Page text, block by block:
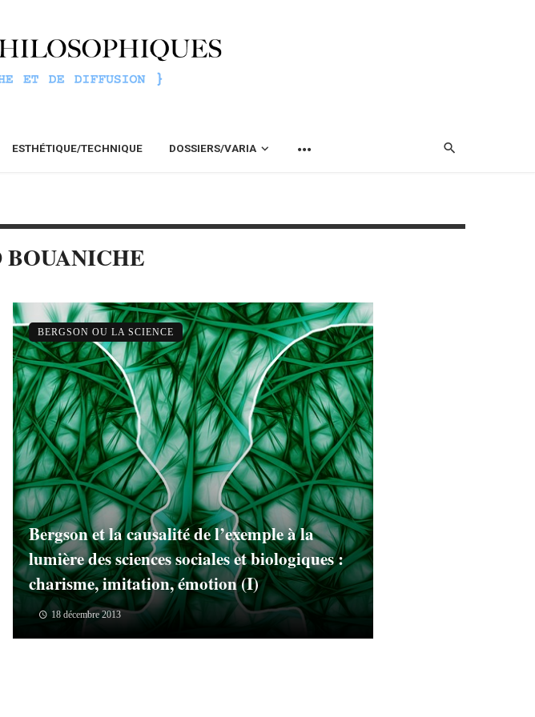
ESTHÉTIQUE/TECHNIQUE DOSSIERS/VARIA
BOUANICHE
Bergson et la causalité de l’exemple à la
lumière des sciences sociales et biologiques :
charisme, imitation, émotion (I)
18 décembre 2013
BERGSON OU LA SCIENCE